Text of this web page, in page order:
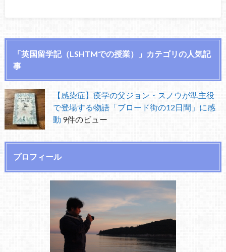
「英国留学記（LSHTMでの授業）」カテゴリの人気記
事
【感染症】疫学の父ジョン・スノウが準主役
で登場する物語「ブロード街の12日間」に感
動 9件のビュー
プロフィール